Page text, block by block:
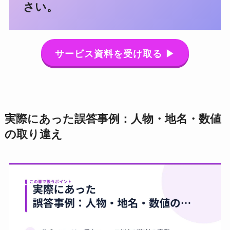
さい。
サービス資料を受け取る ▶
実際にあった誤答事例：人物・地名・数値
の取り違え